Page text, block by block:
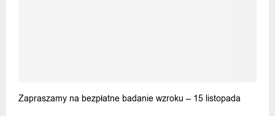
Zapraszamy na bezpłatne badanie wzroku – 15 listopada